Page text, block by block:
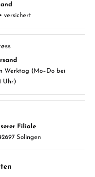
versichert
Werktag (Mo–Do bei
Uhr)
Filiale
Solingen